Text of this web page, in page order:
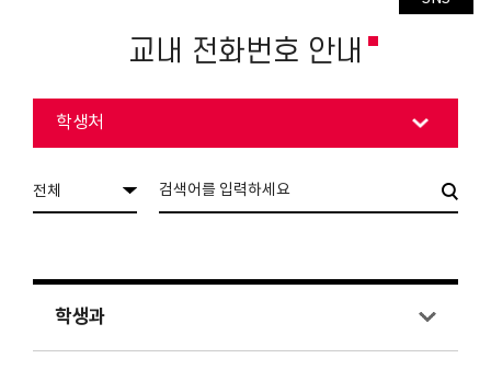
교내 전화번호 안내
학생처
전체
학생과